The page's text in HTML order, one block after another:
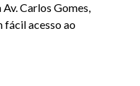
Carlos Gomes,
fácil acesso ao